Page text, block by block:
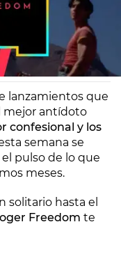
lanzamientos que
mejor antídoto
confesional y los
semana se
pulso de lo que
meses.
solitario hasta el
Freedom te